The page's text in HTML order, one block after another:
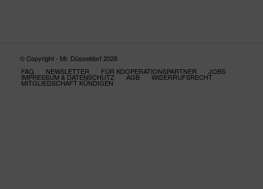
© Copyright - Mr. Düsseldorf 2026
FAQ
NEWSLETTER FÜR KOOPERATIONSPARTNER JOBS
IMPRESSUM & DATENSCHUTZ AGB WIDERRUFSRECHT
MITGLIEDSCHAFT KÜNDIGEN